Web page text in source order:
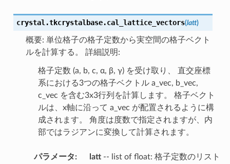
crystal.tkcrystalbase.cal_lattice_vectors(latt)
概要: 単位格子の格子定数から実空間の格子ベクト
ルを計算する。 詳細説明:
格子定数 (a, b, c, α, β, γ) を受け取り、 直交座標
系における3つの格子ベクトル a_vec, b_vec,
c_vec を含む3x3行列を計算します。 格子ベクト
ルは、x軸に沿って a_vec が配置されるように構
成されます。 角度は度数で指定されますが、内
部ではラジアンに変換して計算されます。
パラメータ: latt-- list of float: 格子定数のリスト